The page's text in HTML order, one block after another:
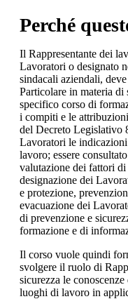
Perché
Il Rappresentante dei
Lavoratori o designato
sindacali aziendali,
Particolare in materia di
specifico corso di
i compiti e le
del Decreto Legislativo
Lavoratori le
lavoro; essere
valutazione dei fattori di
designazione dei
e protezione,
evacuazione dei
di prevenzione e
formazione e di
Il corso vuole quindi
svolgere il ruolo di
sicurezza le
luoghi di lavoro in